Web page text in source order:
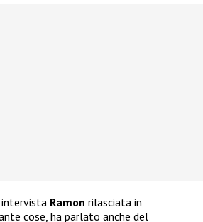
intervista Ramon rilasciata in
cose, ha parlato anche del